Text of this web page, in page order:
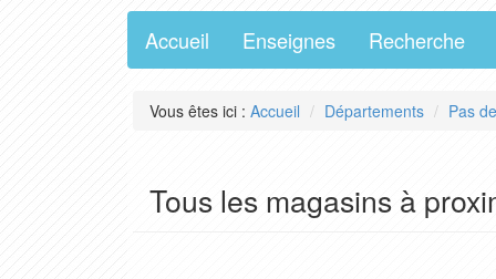
Accueil Enseignes Recherche
Vous êtes ici : Accueil Départements Pas
Tous les magasins à